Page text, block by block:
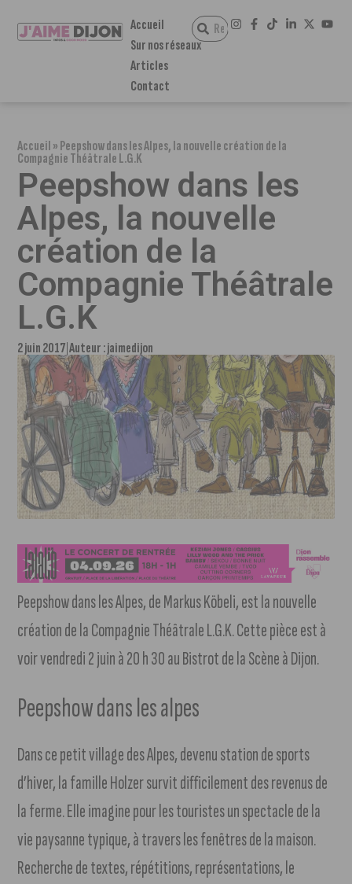
Accueil
Sur nos réseaux
Articles
Contact
Accueil»Peepshow dans les Alpes, la nouvelle création de la
Compagnie Théâtrale L.G.K
Peepshow dans les
Alpes, la nouvelle
création de la
Compagnie Théâtrale
L.G.K
2 juin 2017 Auteur :jaimedijon
Peepshow dans les Alpes, de Markus Köbeli, est la nouvelle
création de la Compagnie Théâtrale L.G.K. Cette pièce est à
voir vendredi 2 juin à 20 h 30 au Bistrot de la Scène à Dijon.
Peepshow dans les alpes
Dans ce petit village des Alpes, devenu station de sports
d’hiver, la famille Holzer survit difficilement des revenus de
la ferme. Elle imagine pour les touristes un spectacle de la
vie paysanne typique, à travers les fenêtres de la maison.
Recherche de textes, répétitions, représentations, le